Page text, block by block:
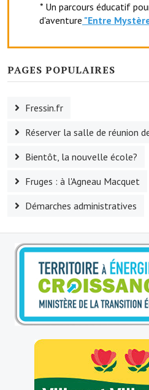
L'association des anciens
La société de chasse
La société de pêche
Le sport au foyer rural
Les foulées Fressinoises
Fêtes et manifestations
Le calendrier annuel
Liste et coordonnées des
TOURISME, PATRIMOINE
Fressin, ville d'histoire
L'église
Les panneaux du patrimoine
Georges Bernanos
* Un parcours éducatif
d'aventure "Entre
PAGES POPULAIRES
Fressin.fr
Réserver la salle de réunion
Bientôt, la nouvelle école?
Fruges : à l'Agneau Macquet
Démarches administratives